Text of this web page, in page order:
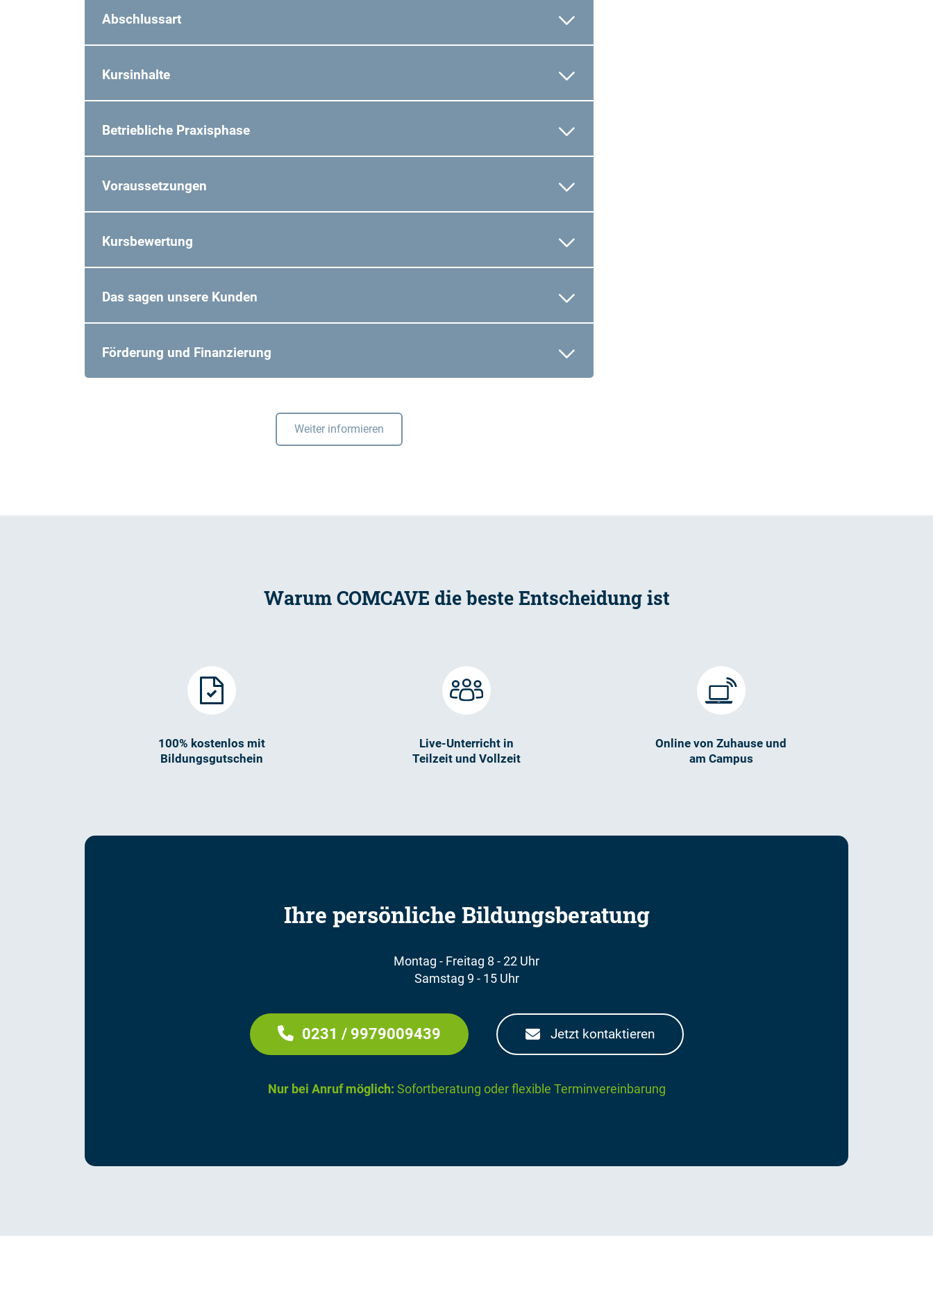
Abschlussart
Kursinhalte
Betriebliche Praxisphase
Voraussetzungen
Kursbewertung
Das sagen unsere Kunden
Förderung und Finanzierung
Weiter informieren
Warum COMCAVE die beste Entscheidung ist
100% kostenlos mit
Bildungsgutschein
Live-Unterricht in
Teilzeit und Vollzeit
Online von Zuhause und
am Campus
Ihre persönliche Bildungsberatung
Montag - Freitag 8 - 22 Uhr
Samstag 9 - 15 Uhr
0231 / 9979009439 Jetzt kontaktieren
Nur bei Anruf möglich: Sofortberatung oder flexible Terminvereinbarung